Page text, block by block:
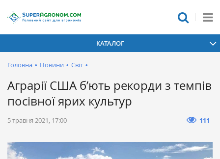
КАТАЛОГ
Головна • Новини • Світ •
Аграрії США б’ють рекорди з темпів
посівної ярих культур
5 травня 2021, 17:00 111